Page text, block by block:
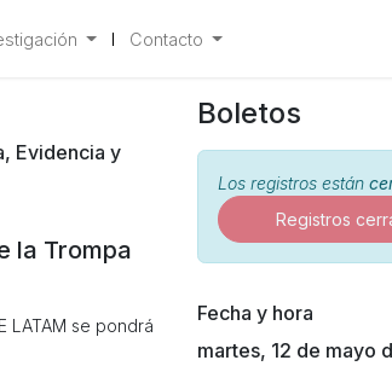
Contacto
Evidencia y
la Trompa
LATAM se pondrá
Boletos
Los registros están
Registros
Fecha y hora
martes, 12 de mayo